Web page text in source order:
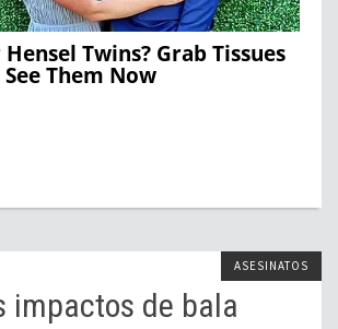
Twins? Grab Tissues
Them Now
ASESINATOS
impactos de bala